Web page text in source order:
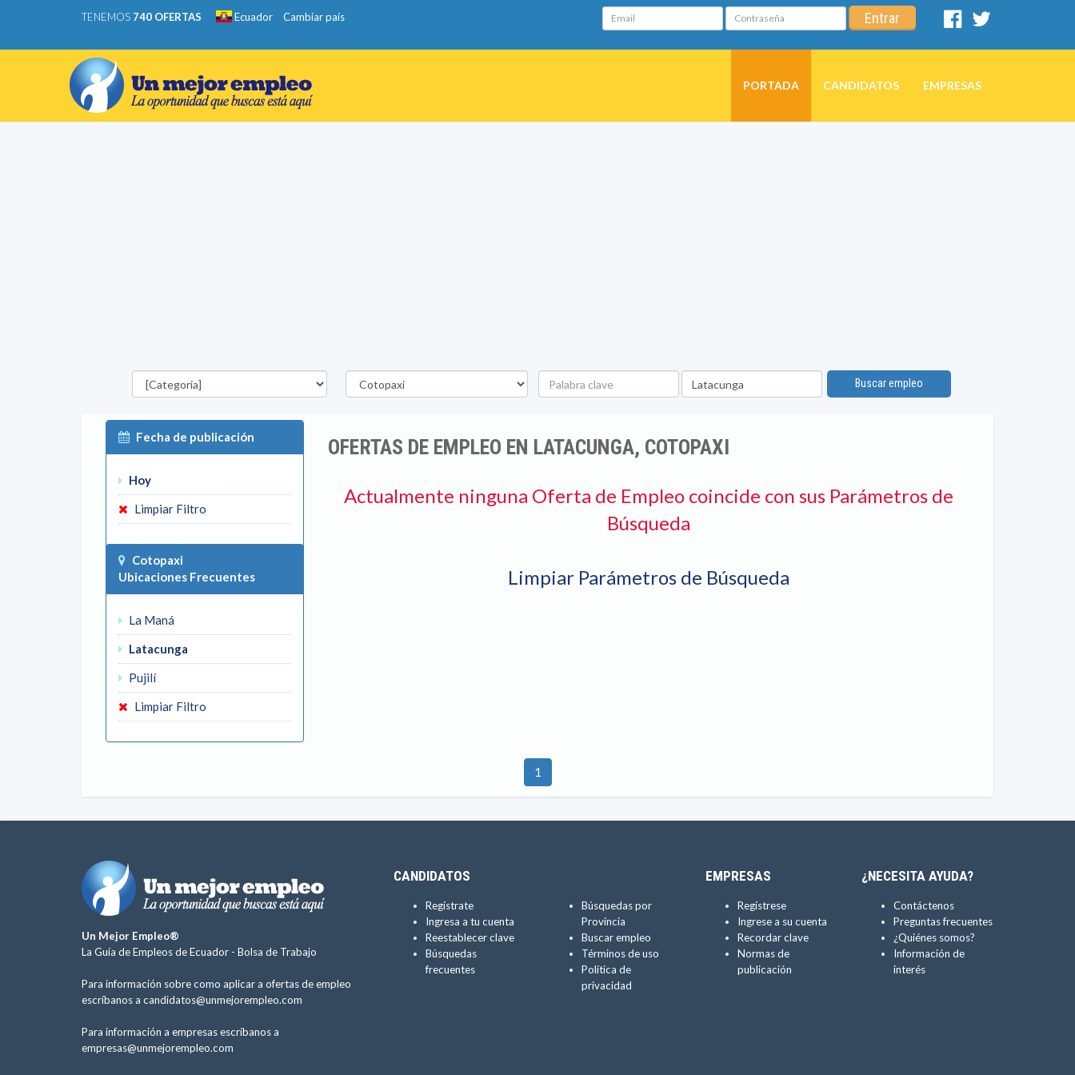
TENEMOS 740 OFERTAS Ecuador Cambiar país Email Contraseña Entrar
Facebook
PORTADA CANDIDATOS EMPRESAS
Categorías Provincia
Palabra
clave
Ubicación
Buscar empleo
Fecha de publicación
Hoy
Limpiar Filtro
Cotopaxi
Ubicaciones Frecuentes
La Maná
Latacunga
Pujilí
Limpiar Filtro
OFERTAS DE EMPLEO EN LATACUNGA, COTOPAXI
Actualmente ninguna Oferta de Empleo coincide con sus Parámetros de
Búsqueda
Limpiar Parámetros de Búsqueda
1
Un Mejor Empleo®
La Guía de Empleos de Ecuador - Bolsa de Trabajo
Para información sobre como aplicar a ofertas de empleo
escríbanos a candidatos@unmejorempleo.com
Para información a empresas escríbanos a
empresas@unmejorempleo.com
CANDIDATOS
Regístrate
Ingresa a tu cuenta
Reestablecer clave
Búsquedas
frecuentes
Búsquedas por
Provincia
Buscar empleo
Términos de uso
Política de
privacidad
EMPRESAS
Regístrese
Ingrese a su cuenta
Recordar clave
Normas de
publicación
¿NECESITA AYUDA?
Contáctenos
Preguntas frecuentes
¿Quiénes somos?
Información de
interés